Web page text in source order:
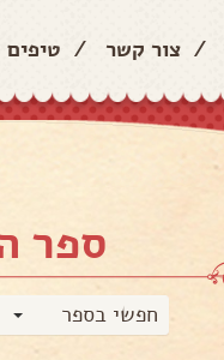
/ צור קשר / טיפים
ספר
חפשי בספר